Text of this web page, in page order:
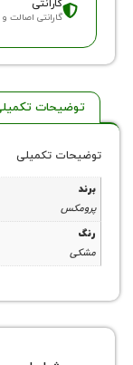
اصالت و سلامت فیزیکی کالا
تکمیلی نظرات (0)
تکمیلی